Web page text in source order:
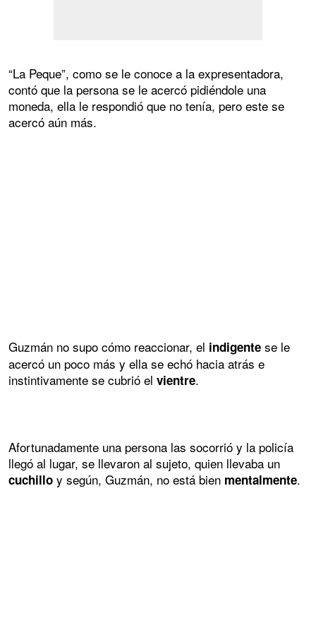
“La Peque”, como se le conoce a la expresentadora,
contó que la persona se le acercó pidiéndole una
moneda, ella le respondió que no tenía, pero este se
acercó aún más.
Guzmán no supo cómo reaccionar, el indigente se le
acercó un poco más y ella se echó hacia atrás e
instintivamente se cubrió el vientre.
Afortunadamente una persona las socorrió y la policía
llegó al lugar, se llevaron al sujeto, quien llevaba un
cuchillo y según, Guzmán, no está bien mentalmente.